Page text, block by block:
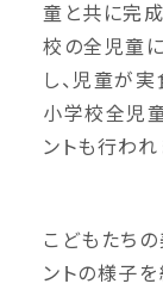
童と共に完
校の全児童
し、児童が
小学校全児
ントも行われ
こどもたち
ントの様子を